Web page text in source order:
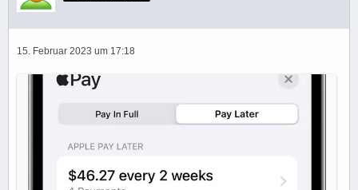
15. Februar 2023 um 17:18